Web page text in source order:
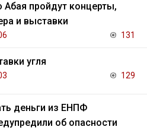
пройдут концерты,
и выставки
131
угля
129
деньги из ЕНПФ
об опасности